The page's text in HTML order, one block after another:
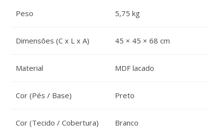
Peso 5,75 kg
Dimensões (C x L x A) 45 × 45 × 68 cm
Material MDF lacado
Cor (Pés / Base) Preto
Cor (Tecido / Cobertura) Branco